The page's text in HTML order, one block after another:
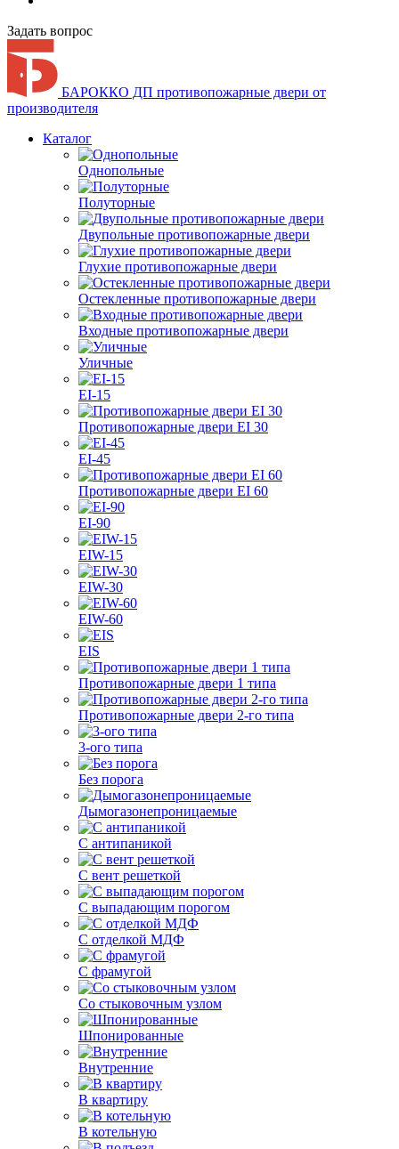
Задать вопрос
БАРОККО ДП противопожарные двери от
производителя
Каталог
Однопольные
Полуторные
Двупольные противопожарные двери
Глухие противопожарные двери
Остекленные противопожарные двери
Входные противопожарные двери
Уличные
EI-15
Противопожарные двери EI 30
EI-45
Противопожарные двери EI 60
EI-90
EIW-15
EIW-30
EIW-60
EIS
Противопожарные двери 1 типа
Противопожарные двери 2-го типа
3-ого типа
Без порога
Дымогазонепроницаемые
С антипаникой
С вент решеткой
С выпадающим порогом
С отделкой МДФ
С фрамугой
Со стыковочным узлом
Шпонированные
Внутренние
В квартиру
В котельную